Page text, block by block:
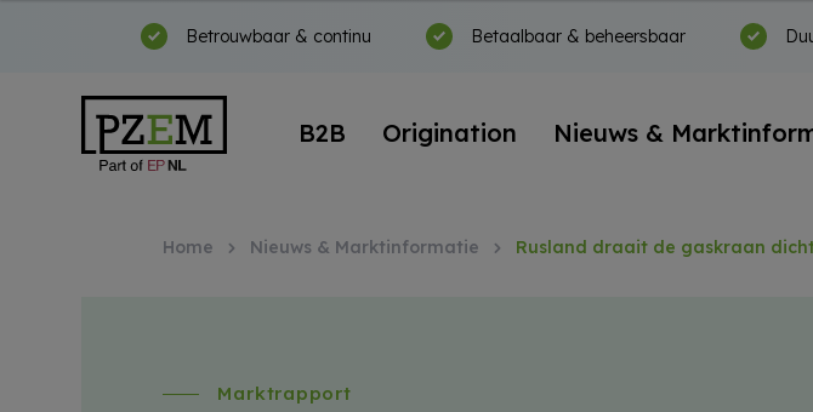
Betrouwbaar & continu Betaalbaar & beheersbaar
B2B Origination Nieuws &
Home Nieuws & Marktinformatie Rusland draait de gaskraan
Marktrapport